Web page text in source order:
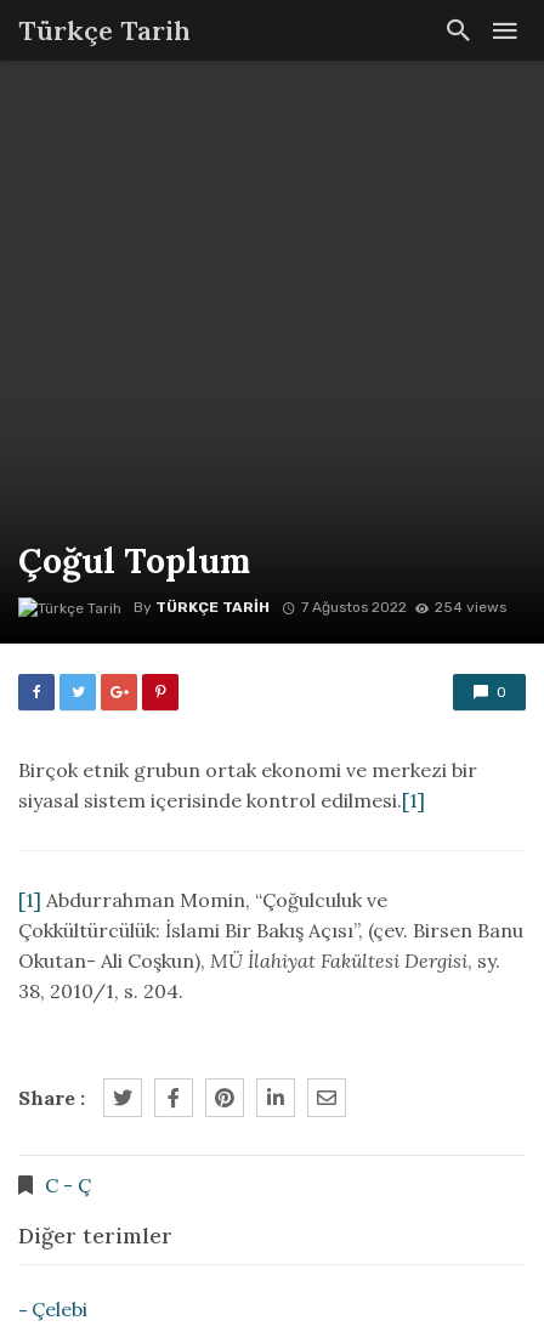
Türkçe Tarih
Çoğul Toplum
By TÜRKÇE TARIH 7 Ağustos 2022 254 views
0
Birçok etnik grubun ortak ekonomi ve merkezi bir
siyasal sistem içerisinde kontrol edilmesi.[1]
[1] Abdurrahman Momin, “Çoğulculuk ve
Çokkültürcülük: İslami Bir Bakış Açısı”, (çev. Birsen Banu
Okutan- Ali Coşkun), MÜ İlahiyat Fakültesi Dergisi, sy.
38, 2010/1, s. 204.
Share :
C - Ç
Diğer terimler
Çelebi